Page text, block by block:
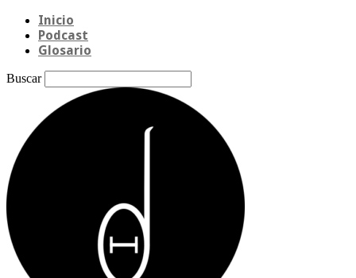
Inicio
Podcast
Glosario
Buscar